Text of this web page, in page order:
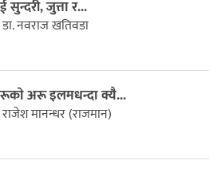
सुन्दरी, जुत्ता र...
डा. नवराज खतिवडा
अरू इलमधन्दा क्यै...
राजेश मानन्धर (राजमान)